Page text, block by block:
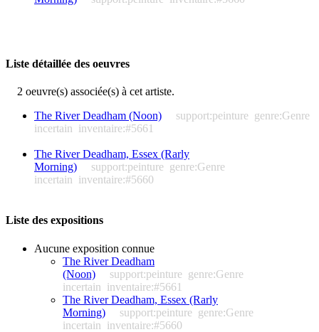
Liste détaillée des oeuvres
2 oeuvre(s) associée(s) à cet artiste.
The River Deadham (Noon)
support:peinture genre:Genre
incertain inventaire:#5661
The River Deadham, Essex (Rarly
Morning)
support:peinture genre:Genre
incertain inventaire:#5660
Liste des expositions
Aucune exposition connue
The River Deadham
(Noon)
support:peinture genre:Genre
incertain inventaire:#5661
The River Deadham, Essex (Rarly
Morning)
support:peinture genre:Genre
incertain inventaire:#5660